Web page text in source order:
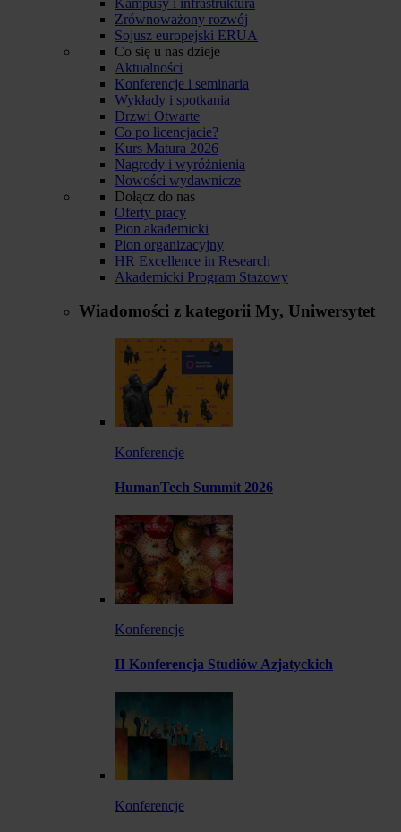
Zrównoważony rozwój
Sojusz europejski ERUA
Co się u nas dzieje
Aktualności
Konferencje i seminaria
Wykłady i spotkania
Drzwi Otwarte
Co po licencjacie?
Kurs Matura 2026
Nagrody i wyróżnienia
Nowości wydawnicze
Dołącz do nas
Oferty pracy
Pion akademicki
Pion organizacyjny
HR Excellence in Research
Akademicki Program Stażowy
Wiadomości z kategorii My, Uniwersytet
Konferencje
HumanTech Summit 2026
Konferencje
II Konferencja Studiów Azjatyckich
Konferencje